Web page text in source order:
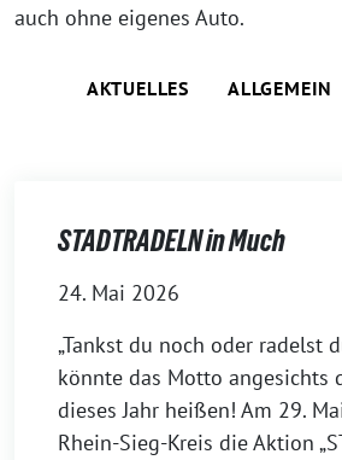
auch ohne eigenes Auto.
AKTUELLES ALLGEMEIN
STADTRADELN in Much
24. Mai 2026
„Tankst du noch oder radelst
könnte das Motto angesichts
dieses Jahr heißen! Am 29.
Rhein-Sieg-Kreis die Aktion